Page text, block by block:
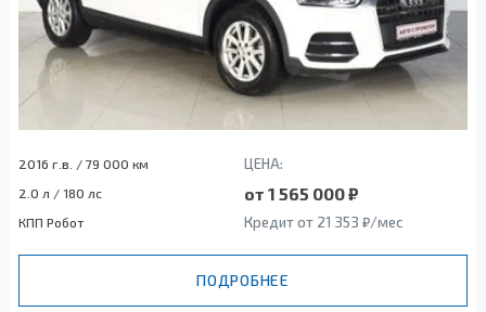
2016 г.в. / 79 000 км ЦЕНА:
2.0 л / 180 лс от 1 565 000 ₽
КПП Робот Кредит от 21 353 ₽/мес
ПОДРОБНЕЕ